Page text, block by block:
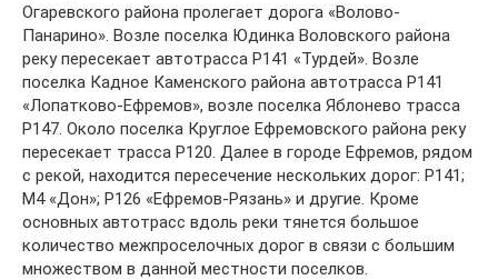
Огаревского района пролегает дорога «Волово-
Панарино». Возле поселка Юдинка Воловского района
реку пересекает автотрасса Р141 «Турдей». Возле
поселка Кадное Каменского района автотрасса Р141
«Лопатково-Ефремов», возле поселка Яблонево трасса
Р147. Около поселка Круглое Ефремовского района реку
пересекает трасса Р120. Далее в городе Ефремов, рядом
с рекой, находится пересечение нескольких дорог: Р141;
М4 «Дон»; Р126 «Ефремов-Рязань» и другие. Кроме
основных автотрасс вдоль реки тянется большое
количество межпроселочных дорог в связи с большим
множеством в данной местности поселков.